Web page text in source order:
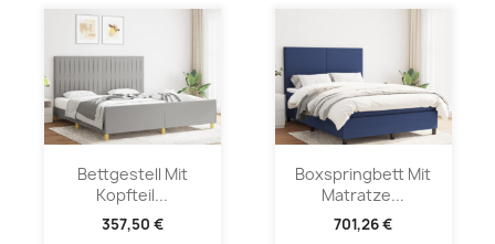
Bettgestell Mit
Kopfteil...
357,50 €
Boxspringbett Mit
Matratze...
701,26 €